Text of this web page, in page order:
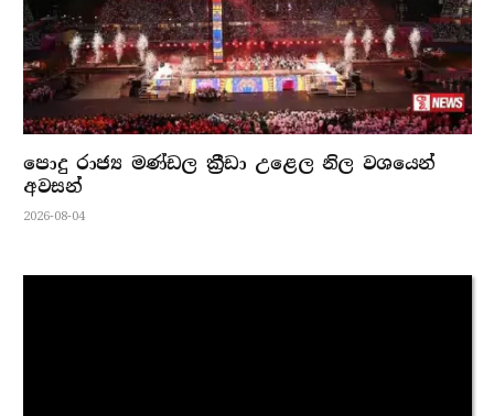
පොදු රාජ්‍ය මණ්ඩල ක්‍රීඩා උළෙල නිල වශයෙන්
අවසන්
2026-08-04